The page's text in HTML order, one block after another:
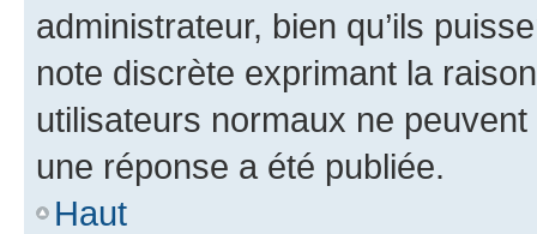
administrateur, bien qu’ils
note discrète exprimant la
utilisateurs normaux ne
une réponse a été publiée.
Haut